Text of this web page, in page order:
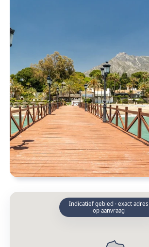
Indicatief gebied · exact adres
op aanvraag